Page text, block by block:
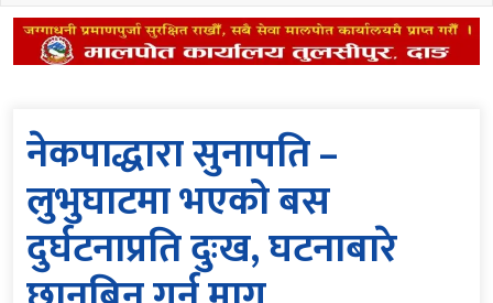
नेकपाद्धारा सुनापति –
लुभुघाटमा भएको बस
दुर्घटनाप्रति दुःख, घटनाबारे